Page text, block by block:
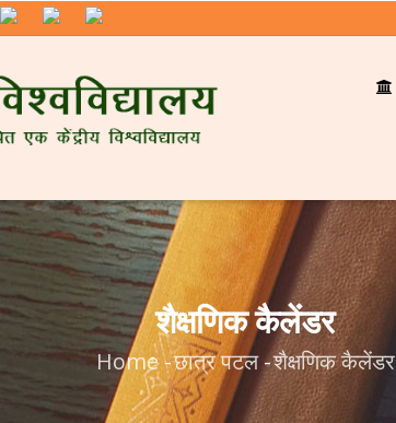
शैक्षणिक कैलेंडर
Breadcrumb
Home-छात्र पटल-शैक्षणिक कैलेंडर